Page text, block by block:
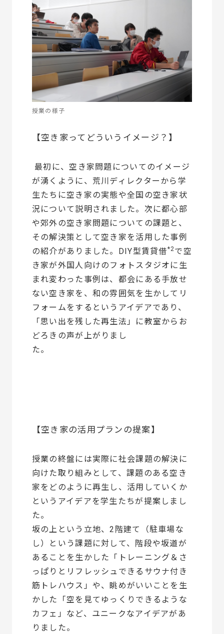
授業の様子
【空き家ってどういうイメージ？】
最初に、空き家問題についてのイメージ
が湧くように、荒川ディレクターから学
生たちに空き家の実態や全国の空き家状
況について説明されました。次に都心部
や郊外の空き家問題についての課題と、
その解決策として空き家を活用した事例
の紹介がありました。DIY型賃貸借*2で空
き家が外国人向けのフォトスタジオに生
まれ変わった事例は、都会にある手放せ
ない空き家を、和の雰囲気を生かしてリ
フォームをするというアイデアであり、
「思い出を残した再生法」に教室からお
どろきの声が上がりまし
た。
【空き家の活用プランの提案】
授業の終盤には実際に社会課題の解決に
向けた取り組みとして、課題のある空き
家をどのように再生し、活用していくか
というアイデアを学生たちが提案しまし
た。
坂の上という立地、2階建て（駐車場な
し）という課題に対して、階段や坂道が
あることを生かした「トレーニング＆さ
っぱりとリフレッシュできるサウナ付き
筋トレハウス」や、眺めがいいことを生
かした「空を見てゆっくりできるような
カフェ」など、ユニークなアイデアがあ
りました。